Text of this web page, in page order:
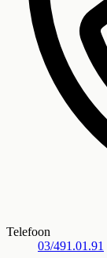
Telefoon
03/491.01.91